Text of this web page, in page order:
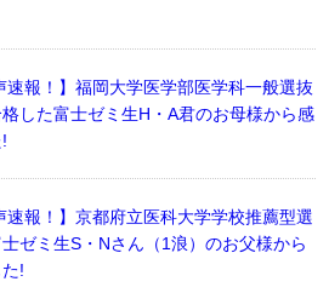
速報！】福岡大学医学部医学科一般選抜
格した富士ゼミ生H・A君のお母様から感
速報！】京都府立医科大学学校推薦型選
ゼミ生S・Nさん（1浪）のお父様から
!